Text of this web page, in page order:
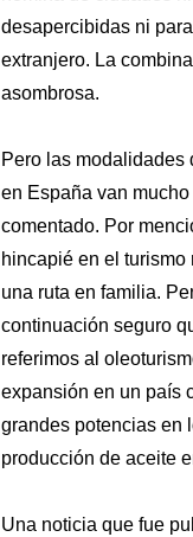
desapercibidas ni
extranjero. La
asombrosa.
Pero las modalidades
en España van
comentado. Por
hincapié en el
una ruta en familia.
continuación seguro
referimos al
expansión en un país
grandes potencias en
producción de aceite
Una noticia que fue